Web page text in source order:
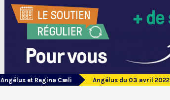
Angélus et Regina Cæli Angélus du 03 avril 2022